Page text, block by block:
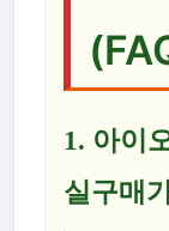
1. 아이
실구매